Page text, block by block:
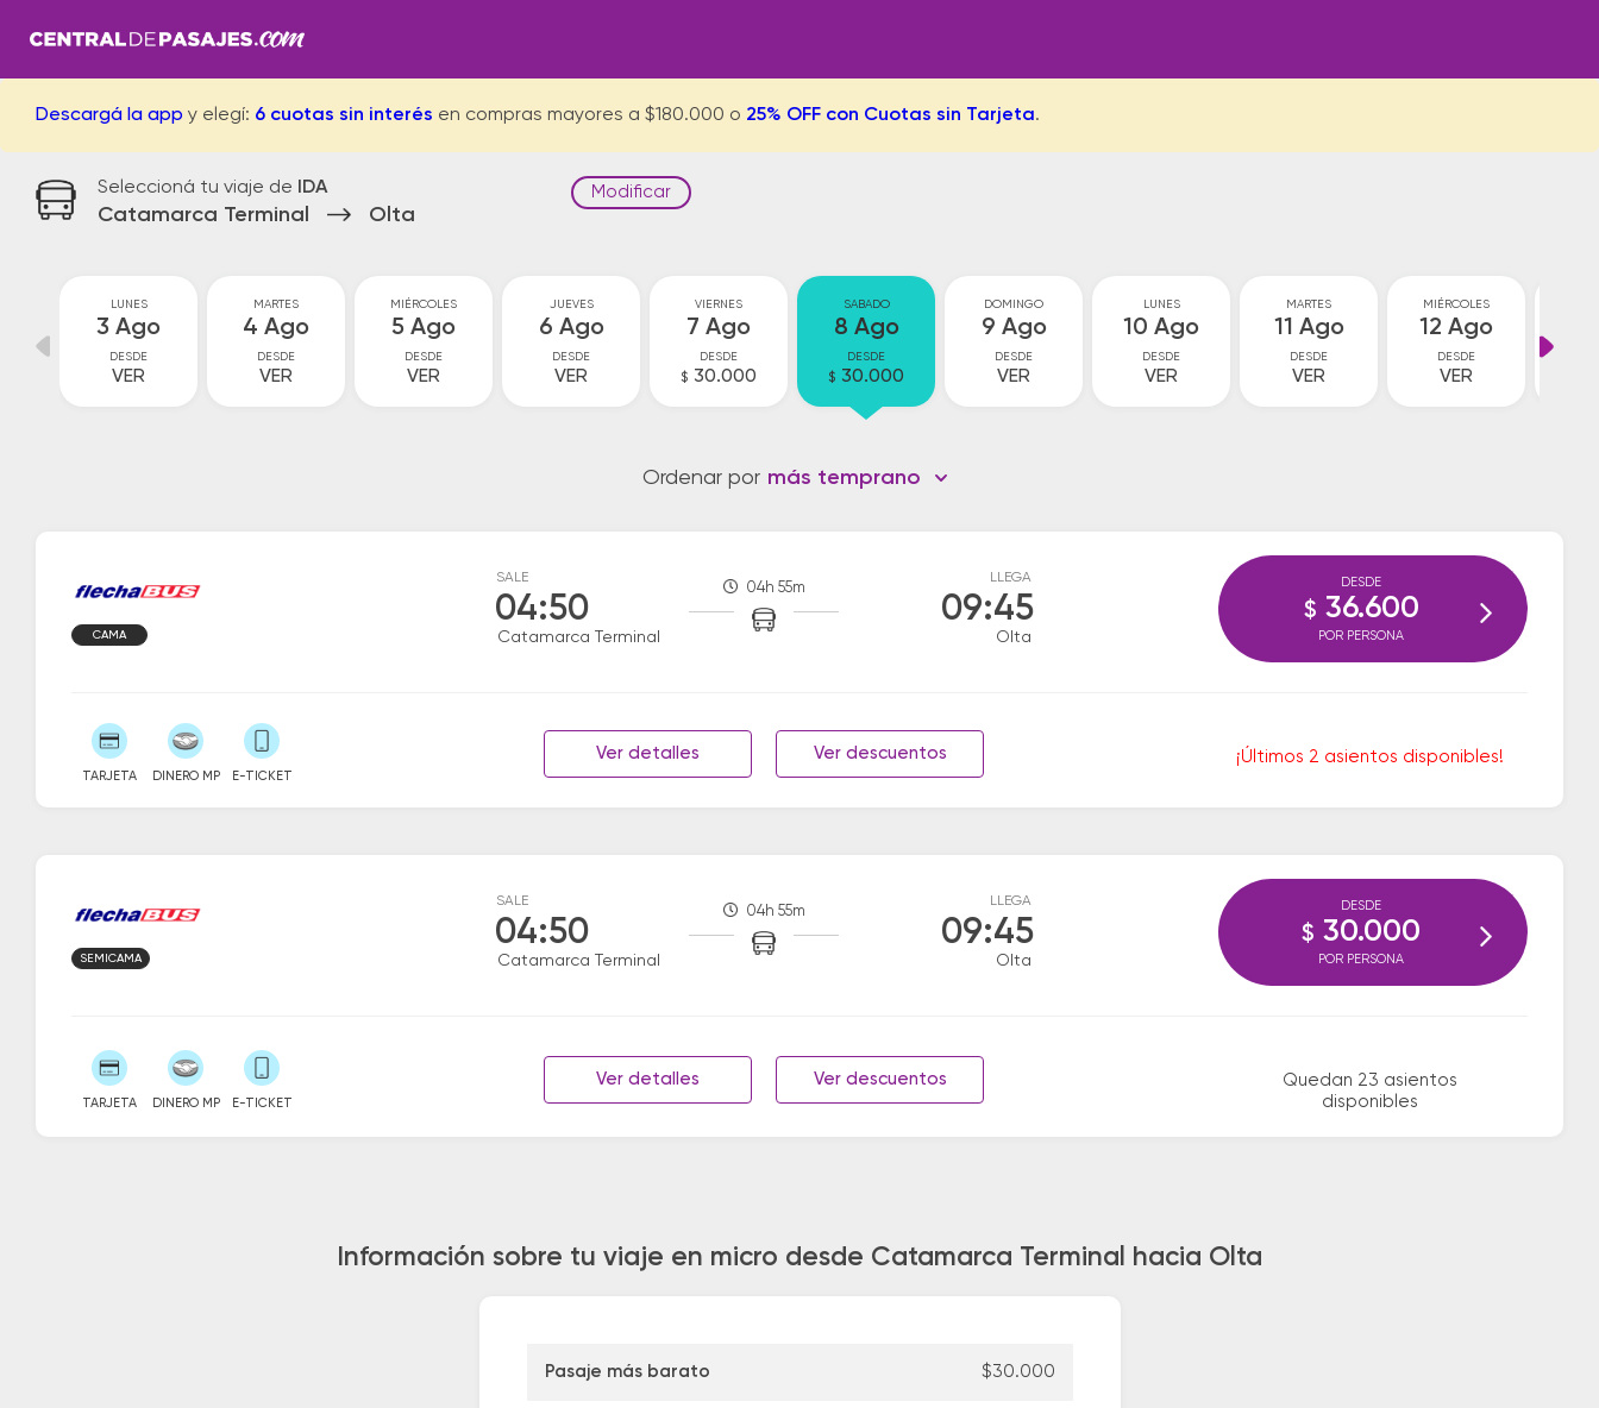
Descargá la app y elegí: 6 cuotas sin interés en compras mayores a $180.000 o 25% OFF con Cuotas sin Tarjeta.
Seleccioná tu viaje de IDA
Catamarca Terminal Olta
Modificar
LUNES
3 Ago
DESDE
VER
MARTES
4 Ago
DESDE
VER
MIÉRCOLES
5 Ago
DESDE
VER
JUEVES
6 Ago
DESDE
VER
VIERNES
7 Ago
DESDE
$ 30.000
SABADO
8 Ago
DESDE
$ 30.000
DOMINGO
9 Ago
DESDE
VER
LUNES
10 Ago
DESDE
VER
MARTES
11 Ago
DESDE
VER
MIÉRCOLES
12 Ago
DESDE
VER
Ordenar por más temprano
SALE
04:50
Catamarca Terminal
04h 55m
LLEGA
09:45
Olta
CAMA
TARJETA DINERO MP E-TICKET
Ver detalles Ver descuentos ¡Últimos 2 asientos disponibles!
DESDE
$ 36.600
POR PERSONA
SALE
04:50
Catamarca Terminal
04h 55m
LLEGA
09:45
Olta
SEMICAMA
TARJETA DINERO MP E-TICKET
Ver detalles Ver descuentos
Quedan 23 asientos
disponibles
DESDE
$ 30.000
POR PERSONA
Información sobre tu viaje en micro desde Catamarca Terminal hacia Olta
Pasaje más barato $30.000